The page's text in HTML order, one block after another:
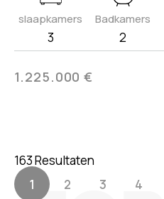
slaapkamers
3
Badkamers
2
1.225.000 €
163 Resultaten
1
2 3 4